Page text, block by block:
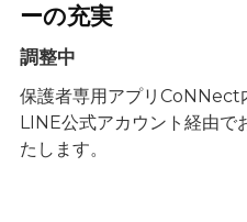
ーの充実
調整中
保護者専用アプリ
LINE公式アカウント経由で
たします。